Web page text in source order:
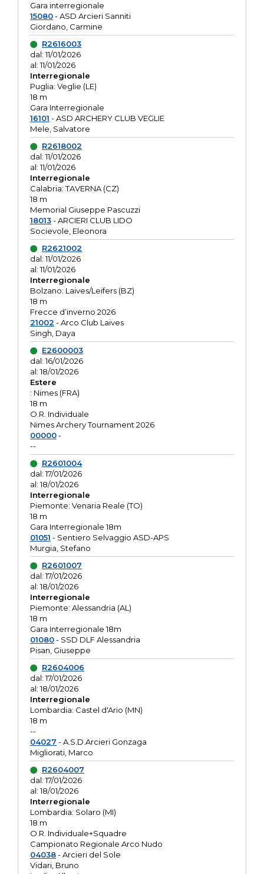
Gara interregionale
15080- ASD Arcieri Sanniti
Giordano, Carmine
R2616003
dal: 11/01/2026
al: 11/01/2026
Interregionale
Puglia: Veglie (LE)
18 m
Gara Interregionale
16101 - ASD ARCHERY CLUB VEGLIE
Mele, Salvatore
R2618002
dal: 11/01/2026
al: 11/01/2026
Interregionale
Calabria: TAVERNA (CZ)
18 m
Memorial Giuseppe Pascuzzi
18013- ARCIERI CLUB LIDO
Socievole, Eleonora
R2621002
dal: 11/01/2026
al: 11/01/2026
Interregionale
Bolzano: Laives/Leifers (BZ)
18 m
Frecce d’inverno 2026
21002 - Arco Club Laives
Singh, Daya
E2600003
dal: 16/01/2026
al: 18/01/2026
Estere
: Nimes (FRA)
18 m
O.R. Individuale
Nimes Archery Tournament 2026
00000-
--
R2601004
dal: 17/01/2026
al: 18/01/2026
Interregionale
Piemonte: Venaria Reale (TO)
18 m
Gara Interregionale 18m
01051 - Sentiero Selvaggio ASD-APS
Murgia, Stefano
R2601007
dal: 17/01/2026
al: 18/01/2026
Interregionale
Piemonte: Alessandria (AL)
18 m
Gara Interregionale 18m
01080- SSD DLF Alessandria
Pisan, Giuseppe
R2604006
dal: 17/01/2026
al: 18/01/2026
Interregionale
Lombardia: Castel d'Ario (MN)
18 m
--
04027 - A.S.D.Arcieri Gonzaga
Migliorati, Marco
R2604007
dal: 17/01/2026
al: 18/01/2026
Interregionale
Lombardia: Solaro (MI)
18 m
O.R. Individuale+Squadre
Campionato Regionale Arco Nudo
04038- Arcieri del Sole
Vidari, Bruno